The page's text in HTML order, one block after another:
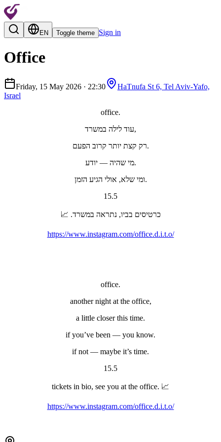
EN Toggle theme Sign in
Office
Friday, 15 May 2026 · 22:30
HaTnufa St 6, Tel Aviv-Yafo,
Israel
office.
עוד לילה במשרד,
רק קצת יותר קרוב הפעם.
מי שהיה — יודע.
ומי שלא, אולי הגיע הזמן.
15.5
כרטיסים בביו, נתראה במשרד. 📈
https://www.instagram.com/office.d.i.t.o/
office.
another night at the office,
a little closer this time.
if you’ve been — you know.
if not — maybe it’s time.
15.5
tickets in bio, see you at the office. 📈
https://www.instagram.com/office.d.i.t.o/